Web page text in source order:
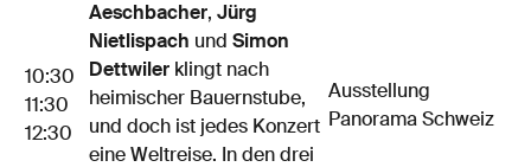
10:30
11:30
12:30
Aeschbacher, Jürg
Nietlispach und Simon
Dettwiler klingt nach
heimischer Bauernstube,
und doch ist jedes Konzert
eine Weltreise. In den drei
Ausstellung
Panorama Schweiz